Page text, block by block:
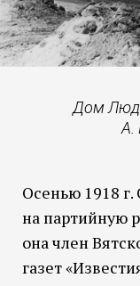
Дом
А.
Осенью 1918 г.
на партийную
она член
газет